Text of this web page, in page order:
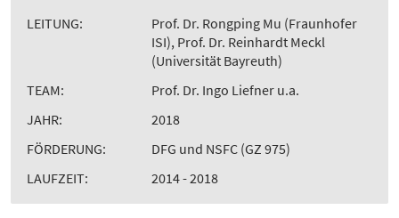
LEITUNG:
Prof. Dr. Rongping Mu (Fraunhofer
ISI), Prof. Dr. Reinhardt Meckl
(Universität Bayreuth)
TEAM:
Prof. Dr. Ingo Liefner u.a.
JAHR:
2018
FÖRDERUNG:
DFG und NSFC (GZ 975)
LAUFZEIT:
2014 - 2018